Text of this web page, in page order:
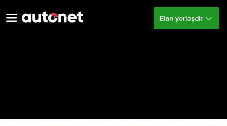
Elan yerləşdir